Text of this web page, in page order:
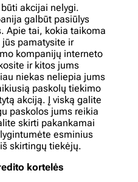
akcijai nelygi.
galbūt pasiūlys
Apie tai, kokia taikoma
pamatysite ir
kompanijų interneto
ir kitos jums
niekas neliepia jums
paskolų tiekimo
akciją. Į viską galite
paskolos jums reikia
skirti pakankamai
esminius
skirtingų tiekėjų.
kortelės